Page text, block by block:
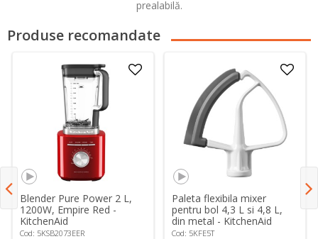
prealabilă.
Produse recomandate
Blender Pure Power 2 L,
1200W, Empire Red -
KitchenAid
Cod: 5KSB2073EER
Paleta flexibila mixer
pentru bol 4,3 L si 4,8 L,
din metal - KitchenAid
Cod: 5KFE5T